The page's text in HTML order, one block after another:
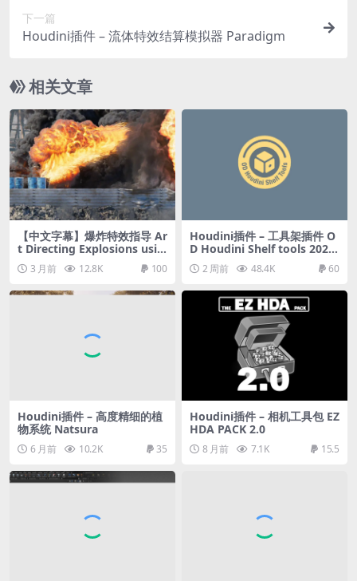
下一篇
Houdini插件 – 流体特效结算模拟器 Paradigm
相关文章
【中文字幕】爆炸特效指导 Ar
t Directing Explosions usin
g Axiom in Houdini
3 月前 12.8K 100
Houdini插件 – 工具架插件 O
D Houdini Shelf tools 2021
+ 教程
2 周前 48.4K 60
Houdini插件 – 高度精细的植
物系统 Natsura
6 月前 10.2K 35
Houdini插件 – 相机工具包 EZ
HDA PACK 2.0
8 月前 7.1K 15.5